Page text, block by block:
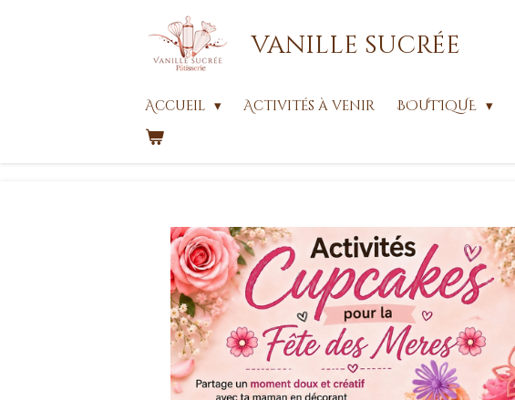
vanille sucrée
Accueil Activités à venir BOUTIQUE